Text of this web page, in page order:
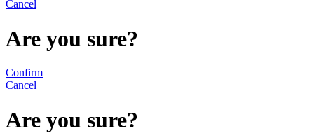
Cancel
Are you sure?
Confirm
Cancel
Are you sure?